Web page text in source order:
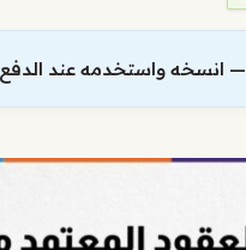
— انسخه واستخدمه عند الدفع